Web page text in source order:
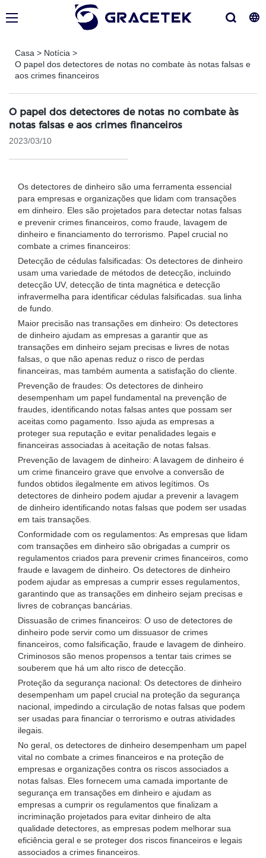
Casa > Notícia >
O papel dos detectores de notas no combate às notas falsas e
aos crimes financeiros
O papel dos detectores de notas no combate às
notas falsas e aos crimes financeiros
2023/03/10
Os detectores de dinheiro são uma ferramenta essencial
para empresas e organizações que lidam com transações
em dinheiro. Eles são projetados para detectar notas falsas
e prevenir crimes financeiros, como fraude, lavagem de
dinheiro e financiamento do terrorismo. Papel crucial no
combate a crimes financeiros:
Detecção de cédulas falsificadas: Os detectores de dinheiro
usam uma variedade de métodos de detecção, incluindo
detecção UV, detecção de tinta magnética e detecção
infravermelha para identificar cédulas falsificadas. sua linha
de fundo.
Maior precisão nas transações em dinheiro: Os detectores
de dinheiro ajudam as empresas a garantir que as
transações em dinheiro sejam precisas e livres de notas
falsas, o que não apenas reduz o risco de perdas
financeiras, mas também aumenta a satisfação do cliente.
Prevenção de fraudes: Os detectores de dinheiro
desempenham um papel fundamental na prevenção de
fraudes, identificando notas falsas antes que possam ser
aceitas como pagamento. Isso ajuda as empresas a
proteger sua reputação e evitar penalidades legais e
financeiras associadas à aceitação de notas falsas.
Prevenção de lavagem de dinheiro: A lavagem de dinheiro é
um crime financeiro grave que envolve a conversão de
fundos obtidos ilegalmente em ativos legítimos. Os
detectores de dinheiro podem ajudar a prevenir a lavagem
de dinheiro identificando notas falsas que podem ser usadas
em tais transações.
Conformidade com os regulamentos: As empresas que lidam
com transações em dinheiro são obrigadas a cumprir os
regulamentos criados para prevenir crimes financeiros, como
fraude e lavagem de dinheiro. Os detectores de dinheiro
podem ajudar as empresas a cumprir esses regulamentos,
garantindo que as transações em dinheiro sejam precisas e
livres de cobranças bancárias.
Dissuasão de crimes financeiros: O uso de detectores de
dinheiro pode servir como um dissuasor de crimes
financeiros, como falsificação, fraude e lavagem de dinheiro.
Criminosos são menos propensos a tentar tais crimes se
souberem que há um alto risco de detecção.
Proteção da segurança nacional: Os detectores de dinheiro
desempenham um papel crucial na proteção da segurança
nacional, impedindo a circulação de notas falsas que podem
ser usadas para financiar o terrorismo e outras atividades
ilegais.
No geral, os detectores de dinheiro desempenham um papel
vital no combate a crimes financeiros e na proteção de
empresas e organizações contra os riscos associados a
notas falsas. Eles fornecem uma camada importante de
segurança em transações em dinheiro e ajudam as
empresas a cumprir os regulamentos que finalizam a
incriminação projetados para evitar dinheiro de alta
qualidade detectores, as empresas podem melhorar sua
eficiência geral e se proteger dos riscos financeiros e legais
associados a crimes financeiros.